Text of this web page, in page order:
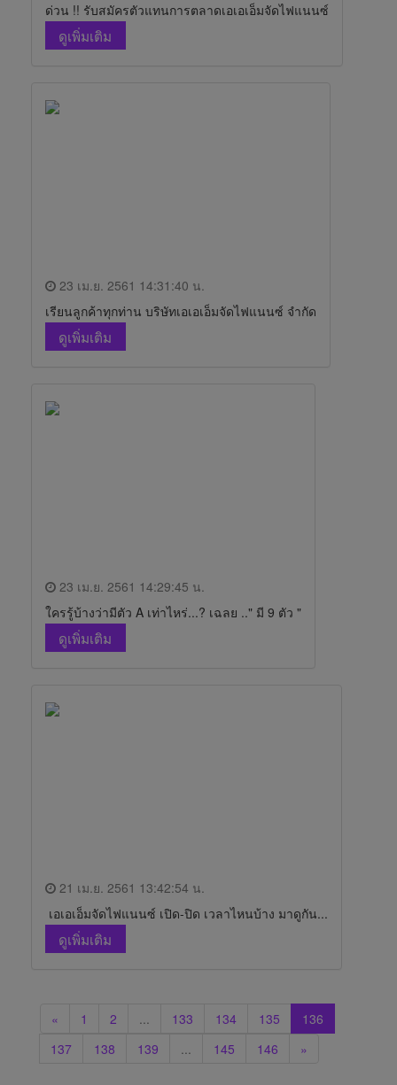
ด่วน !! รับสมัครตัวแทนการตลาดเอเอเอ็มจัดไฟแนนซ์
ดูเพิ่มเติม
23 เม.ย. 2561 14:31:40 น.
เรียนลูกค้าทุกท่าน บริษัทเอเอเอ็มจัดไฟแนนซ์ จำกัด
ดูเพิ่มเติม
23 เม.ย. 2561 14:29:45 น.
ใครรู้บ้างว่ามีตัว A เท่าไหร่...? เฉลย .." มี 9 ตัว "
ดูเพิ่มเติม
21 เม.ย. 2561 13:42:54 น.
เอเอเอ็มจัดไฟแนนซ์ เปิด-ปิด เวลาไหนบ้าง มาดูกัน...
ดูเพิ่มเติม
« 1 2 ... 133 134 135
136
137
138 139 ... 145 146 »